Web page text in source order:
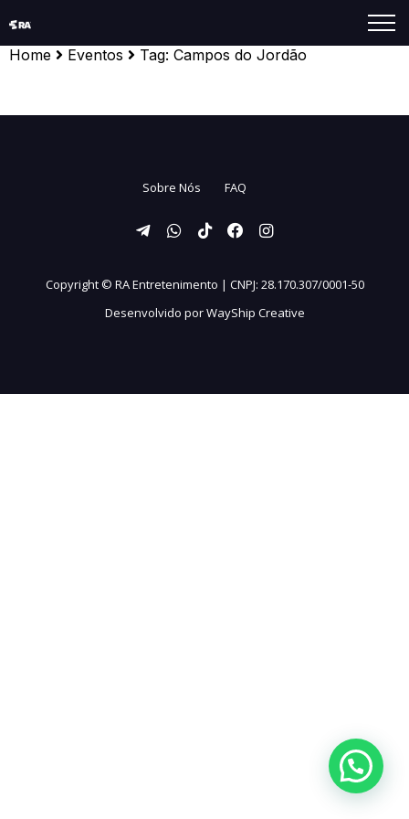
Home Eventos Tag: Campos do Jordão
Sobre Nós FAQ
Copyright © RA Entretenimento | CNPJ: 28.170.307/0001-50
Desenvolvido porWayShip Creative